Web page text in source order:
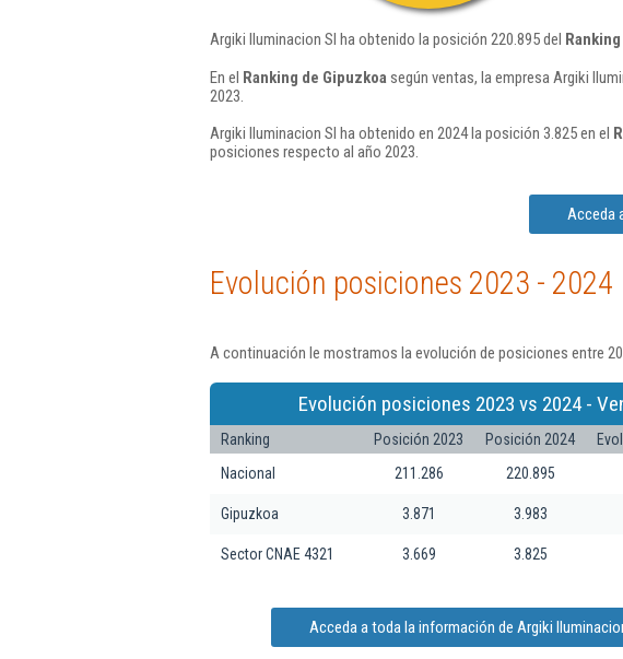
Argiki Iluminacion Sl ha obtenido la posición 220.895 del
En el Ranking de Gipuzkoa según ventas, la empresa Argiki
2023.
Argiki Iluminacion Sl ha obtenido en 2024 la posición 3.825 en el
posiciones respecto al año 2023.
Acceda
Evolución posiciones 2023 - 2024
A continuación le mostramos la evolución de posiciones entre
Evolución posiciones 2023 vs 2024 -
Ranking Posición 2023 Posición 2024
Nacional
211.286 220.895
Gipuzkoa 3.871 3.983
Sector CNAE 4321 3.669 3.825
Acceda a toda la información de Argiki